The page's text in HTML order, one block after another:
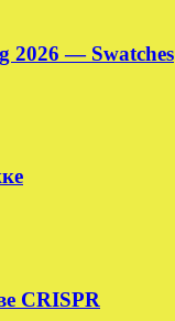
2026 — Swatches
CRISPR